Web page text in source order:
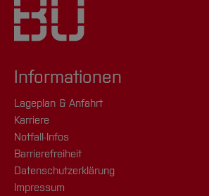
Informationen
Lageplan & Anfahrt
Karriere
Notfall-Infos
Barrierefreiheit
Datenschutzerklärung
Impressum